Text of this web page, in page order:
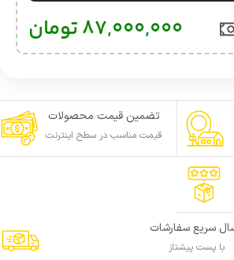
87,000,000تومان
تضمین قیمت محصولات
قیمت مناسب در سطح اینترنت
سریع سفارشات
با پست پیشتاز